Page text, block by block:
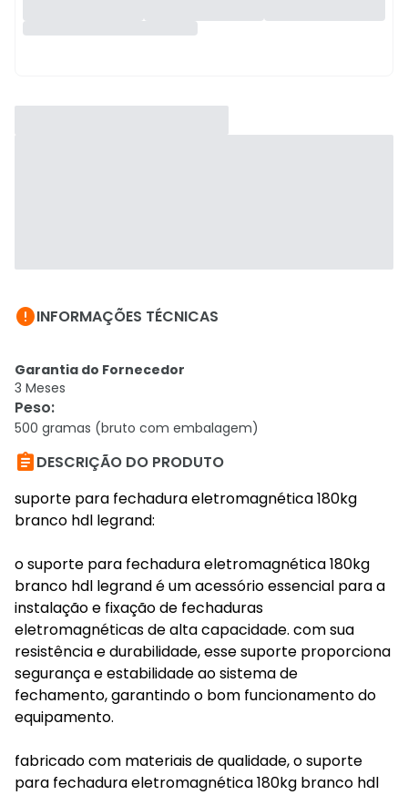
INFORMAÇÕES TÉCNICAS
Garantia do Fornecedor
3 Meses
Peso:
500 gramas (bruto com embalagem)
DESCRIÇÃO DO PRODUTO
suporte para fechadura eletromagnética 180kg
branco hdl legrand:
o suporte para fechadura eletromagnética 180kg
branco hdl legrand é um acessório essencial para a
instalação e fixação de fechaduras
eletromagnéticas de alta capacidade. com sua
resistência e durabilidade, esse suporte proporciona
segurança e estabilidade ao sistema de
fechamento, garantindo o bom funcionamento do
equipamento.
fabricado com materiais de qualidade, o suporte
para fechadura eletromagnética 180kg branco hdl